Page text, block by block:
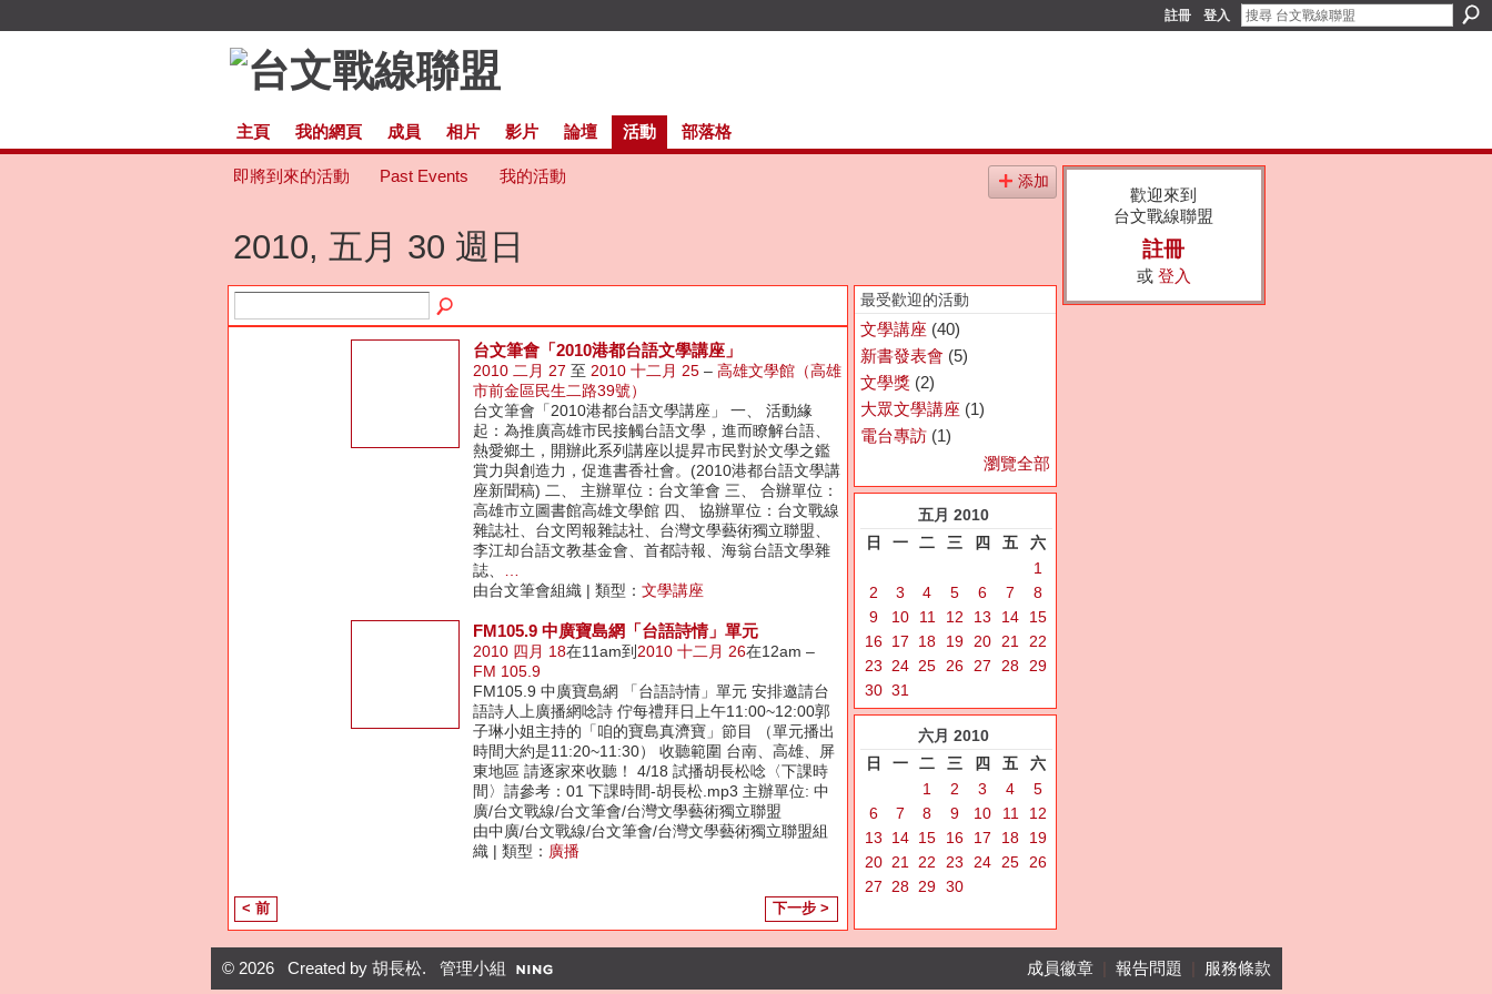
註冊 登入
主頁 我的網頁 成員 相片 影片 論壇 活動 部落格
即將到來的活動 Past Events 我的活動 添加
2010, 五月 30 週日
台文筆會「2010港都台語文學講座」
2010 二月 27 至 2010 十二月 25– 高雄文學館（高雄
市前金區民生二路39號）
台文筆會「2010港都台語文學講座」 一、 活動緣
起：為推廣高雄市民接觸台語文學，進而瞭解台語、
熱愛鄉土，開辦此系列講座以提昇市民對於文學之鑑
賞力與創造力，促進書香社會。(2010港都台語文學講
座新聞稿) 二、 主辦單位：台文筆會 三、 合辦單位：
高雄市立圖書館高雄文學館 四、 協辦單位：台文戰線
雜誌社、台文罔報雜誌社、台灣文學藝術獨立聯盟、
李江却台語文教基金會、首都詩報、海翁台語文學雜
誌、
由台文筆會組織 | 類型： 文學講座
FM105.9 中廣寶島網「台語詩情」單元
2010 四月 18在11am到2010 十二月 26在12am –
FM 105.9
FM105.9 中廣寶島網 「台語詩情」單元 安排邀請台
語詩人上廣播網唸詩 佇每禮拜日上午11:00~12:00郭
子琳小姐主持的「咱的寶島真濟寶」節目 （單元播出
時間大約是11:20~11:30） 收聽範圍 台南、高雄、屏
東地區 請逐家來收聽！ 4/18 試播胡長松唸〈下課時
間〉請參考：01 下課時間-胡長松.mp3 主辦單位: 中
廣/台文戰線/台文筆會/台灣文學藝術獨立聯盟
由中廣/台文戰線/台文筆會/台灣文學藝術獨立聯盟組
織 | 類型： 廣播
< 前 下一步 >
最受歡迎的活動
文學講座 (40)
新書發表會 (5)
文學獎(2)
大眾文學講座 (1)
電台專訪(1)
瀏覽全部
五月 2010
日
一 二 三 四 五
六
1
2
3 4 5 6 7
8
9
10 11 12 13 14
15
16 17 18 19 20 21
22
23
24 25 26 27 28
29
30 31
六月 2010
日
一 二 三 四 五
六
1
2 3 4
5
6
7 8 9 10 11
12
13
14 15 16 17 18
19
20 21 22 23 24 25
26
27
28 29 30
歡迎來到
台文戰線聯盟
註冊
或 登入
© 2026 Created by 胡長松. 管理小組 成員徽章| 報告問題 服務條款